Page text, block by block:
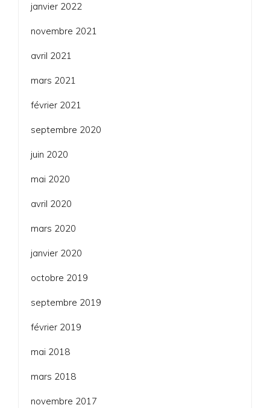
janvier 2022
novembre 2021
avril 2021
mars 2021
février 2021
septembre 2020
juin 2020
mai 2020
avril 2020
mars 2020
janvier 2020
octobre 2019
septembre 2019
février 2019
mai 2018
mars 2018
novembre 2017